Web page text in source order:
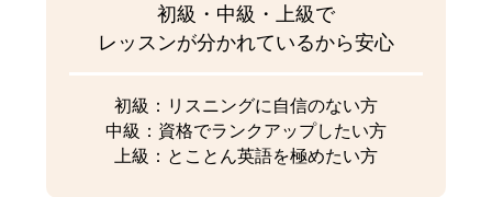
初級・中級・上級で
レッスンが分かれているから安心
初級：リスニングに自信のない方
中級：資格でランクアップしたい方
上級：とことん英語を極めたい方